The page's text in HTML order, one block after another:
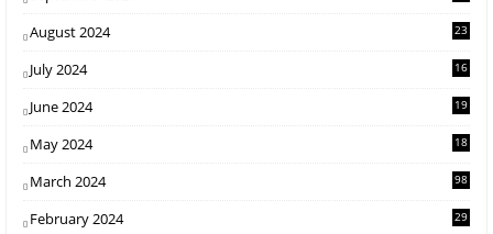
August 2024 23
July 2024 16
June 2024 19
May 2024 18
March 2024 98
February 2024
29